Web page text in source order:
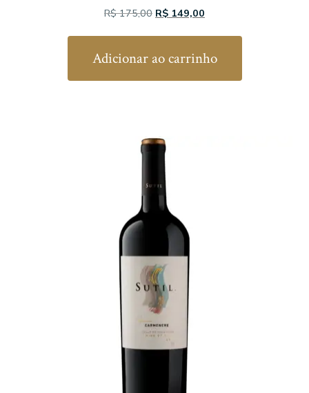
R$175,00 O
era:
R$ 175,00.
R$ 149,00
é:
R$ 149,00.
Adicionar ao carrinho